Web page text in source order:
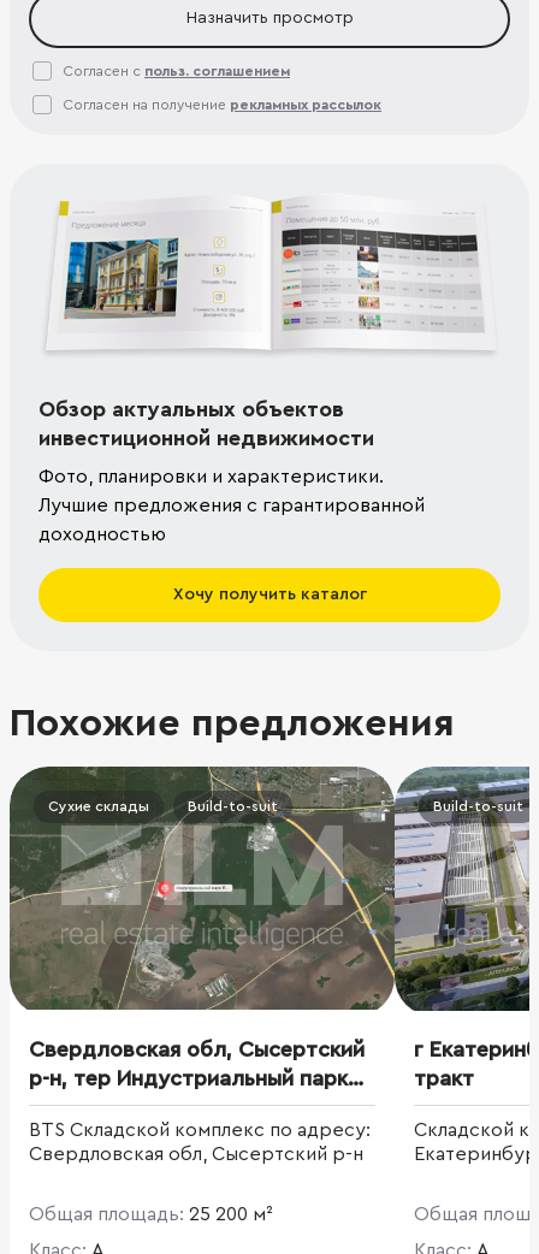
Назначить просмотр
Согласен с польз. соглашением
Согласен на получение рекламных рассылок
Обзор актуальных объектов
инвестиционной недвижимости
Фото, планировки и характеристики.
Лучшие предложения с гарантированной
доходностью
Хочу получить каталог
Похожие предложения
Сухие склады Build-to-suit
Свердловская обл, Сысертский
р-н, тер Индустриальный парк
Полевой
BTS Складской комплекс по адресу:
Свердловская обл, Сысертский р-н
Общая площадь: 25 200 м²
Build-to-suit
г
тракт
Складской
Общая